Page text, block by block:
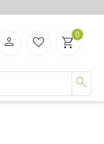
search
person favorite_border shopping_cart0